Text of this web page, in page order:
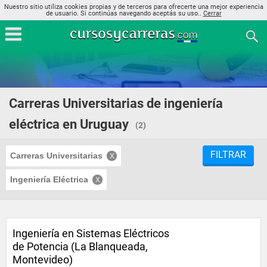
Nuestro sitio utiliza cookies propias y de terceros para ofrecerte una mejor experiencia
de usuario. Si continúas navegando aceptás su uso.. Cerrar
Carreras Universitarias de ingeniería
eléctrica en Uruguay
(2)
Carreras Universitarias
Ingeniería Eléctrica
FILTRAR
Ingeniería en Sistemas Eléctricos
de Potencia (La Blanqueada,
Montevideo)